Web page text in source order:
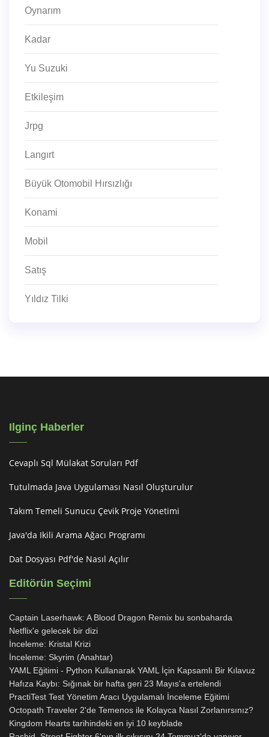
Oynarım
Kadar
Yu Suzuki
Etkileşim
Jrpg
Langırt
Büyük Otomobil Hırsızlığı
Konami
Mobil
Satış
Yıldız Tilki
Ilginç Haberler
Cevaplı Sql Mülakat Soruları Pdf
Tutulmada Java Uygulaması Nasıl Oluşturulur
Takım Temeli Sunucu Çevik Proje Yönetimi
Java'da Ikili Arama Ağacı Programı
Dat Dosyası Pdf'de Nasıl Açılır
Editörün Seçimi
Captain Laserhawk: A Blood Dragon Remix bu sonbaharda
Netflix'e gelecek bir dizi
İnceleme: Kristal Krizi
İnceleme: Skyrim (Anahtar)
YAML Eğitimi - Python Kullanarak YAML İçin Kapsamlı Bir Kılavuz
Hafıza Kaybı: Sığınak bir hafta geri 23 Mayıs'a ertelendi
PractiTest Test Yönetim Aracı Uygulamalı İnceleme Eğitimi
Octopath Traveler 2'de Temenos ile Kolayca Nasıl Zorlanırsınız?
Kingdom Hearts tarihindeki en iyi 10 keyblade